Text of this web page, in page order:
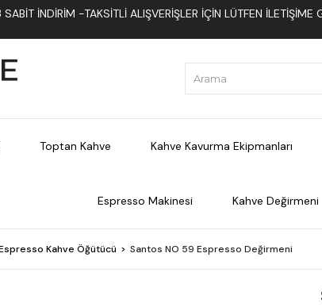
İNDIRIM -TAKSITLI ALIŞVERIŞLER İÇIN LÜTFEN
Toptan Kahve Kahve Kavurma Ekipmanları
Espresso Makinesi Kahve Değirmeni
Kahve Öğütücü Santos NO 59 Espresso Değirmeni